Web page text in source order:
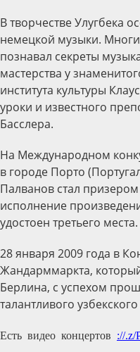
В творчестве Улугбека
немецкой музыки.
познавал секреты
мастерства у
института культуры
уроки и известного
Басслера.
На Международном
в городе Порто
Палванов стал
исполнение
удостоен третьего места.
28 января 2009 года в
Жандарммаркта,
Берлина, с успехом
талантливого
Есть видео концертов http://myday.uz/People/ulugbek-